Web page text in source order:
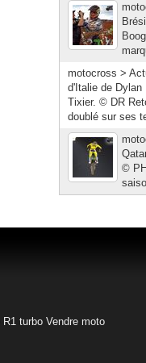
motocross >
d'Italie de Dylan
Tixier. © DR
doublé sur ses
©
R1 turbo Vendre moto